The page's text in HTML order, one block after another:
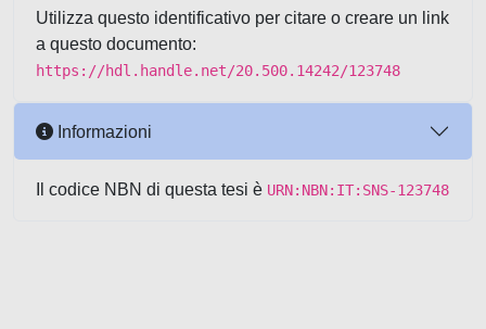
Utilizza questo identificativo per citare o creare un link
a questo documento:
https://hdl.handle.net/20.500.14242/123748
Informazioni
Il codice NBN di questa tesi è URN:NBN:IT:SNS-123748